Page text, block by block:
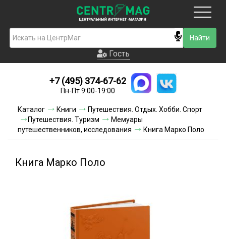
Гость
Новинки
Условия доставки
Условия оплаты
Гость
+7 (495) 374-67-62
Пн-Пт 9:00-19:00
Каталог Книги
Путешествия. Отдых. Хобби. Спорт
Путешествия. Туризм
Мемуары
путешественников, исследования
Книга Марко Поло
Книга Марко Поло